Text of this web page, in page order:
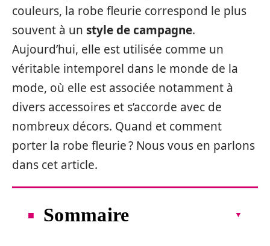
couleurs, la robe fleurie correspond le plus
souvent à un style de campagne.
Aujourd’hui, elle est utilisée comme un
véritable intemporel dans le monde de la
mode, où elle est associée notamment à
divers accessoires et s’accorde avec de
nombreux décors. Quand et comment
porter la robe fleurie ? Nous vous en parlons
dans cet article.
Sommaire